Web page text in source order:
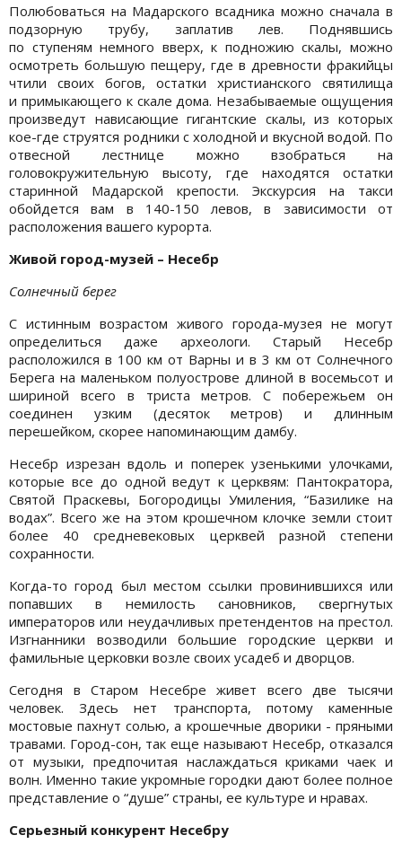
Полюбоваться на Мадарского всадника можно сначала в
подзорную трубу, заплатив лев. Поднявшись
по ступеням немного вверх, к подножию скалы, можно
осмотреть большую пещеру, где в древности фракийцы
чтили своих богов, остатки христианского святилища
и примыкающего к скале дома. Незабываемые ощущения
произведут нависающие гигантские скалы, из которых
кое-где струятся родники с холодной и вкусной водой. По
отвесной лестнице можно взобраться на
головокружительную высоту, где находятся остатки
старинной Мадарской крепости. Экскурсия на такси
обойдется вам в 140-150 левов, в зависимости от
расположения вашего курорта.
Живой город-музей – Несебр
Солнечный берег
С истинным возрастом живого города-музея не могут
определиться даже археологи. Старый Несебр
расположился в 100 км от Варны и в 3 км от Солнечного
Берега на маленьком полуострове длиной в восемьсот и
шириной всего в триста метров. С побережьем он
соединен узким (десяток метров) и длинным
перешейком, скорее напоминающим дамбу.
Несебр изрезан вдоль и поперек узенькими улочками,
которые все до одной ведут к церквям: Пантократора,
Святой Праскевы, Богородицы Умиления, “Базилике на
водах”. Всего же на этом крошечном клочке земли стоит
более 40 средневековых церквей разной степени
сохранности.
Когда-то город был местом ссылки провинившихся или
попавших в немилость сановников, свергнутых
императоров или неудачливых претендентов на престол.
Изгнанники возводили большие городские церкви и
фамильные церковки возле своих усадеб и дворцов.
Сегодня в Старом Несебре живет всего две тысячи
человек. Здесь нет транспорта, потому каменные
мостовые пахнут солью, а крошечные дворики - пряными
травами. Город-сон, так еще называют Несебр, отказался
от музыки, предпочитая наслаждаться криками чаек и
волн. Именно такие укромные городки дают более полное
представление о “душе” страны, ее культуре и нравах.
Серьезный конкурент Несебру